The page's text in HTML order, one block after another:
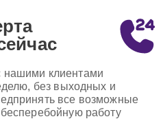
нашими клиентами
без выходных и
все возможные
работу